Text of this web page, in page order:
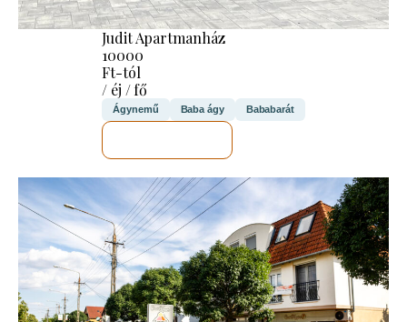
Judit Apartmanház
10000
Ft-tól
/ éj / fő
Ágynemű Baba ágy Bababarát